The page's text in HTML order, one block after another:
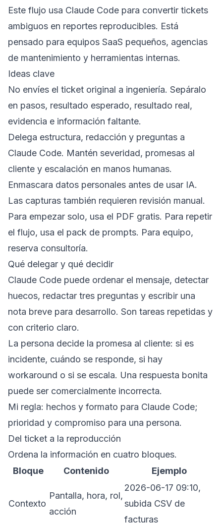
Este flujo usa Claude Code para convertir tickets
ambiguos en reportes reproducibles. Está
pensado para equipos SaaS pequeños, agencias
de mantenimiento y herramientas internas.
Ideas clave
No envíes el ticket original a ingeniería. Sepáralo
en pasos, resultado esperado, resultado real,
evidencia e información faltante.
Delega estructura, redacción y preguntas a
Claude Code. Mantén severidad, promesas al
cliente y escalación en manos humanas.
Enmascara datos personales antes de usar IA.
Las capturas también requieren revisión manual.
Para empezar solo, usa el PDF gratis. Para repetir
el flujo, usa el pack de prompts. Para equipo,
reserva consultoría.
Qué delegar y qué decidir
Claude Code puede ordenar el mensaje, detectar
huecos, redactar tres preguntas y escribir una
nota breve para desarrollo. Son tareas repetidas y
con criterio claro.
La persona decide la promesa al cliente: si es
incidente, cuándo se responde, si hay
workaround o si se escala. Una respuesta bonita
puede ser comercialmente incorrecta.
Mi regla: hechos y formato para Claude Code;
prioridad y compromiso para una persona.
Del ticket a la reproducción
Ordena la información en cuatro bloques.
Bloque
Contenido Ejemplo
Contexto
Pantalla, hora, rol,
acción
2026-06-17 09:10,
subida CSV de
facturas